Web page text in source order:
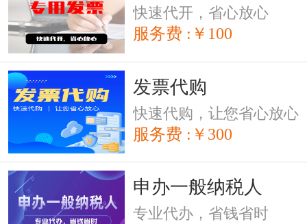
快速代开，省心放心
服务费 :￥100
发票代购
快速代购，让您省心放心
服务费 :￥300
申办一般纳税人
专业代办，省钱省时